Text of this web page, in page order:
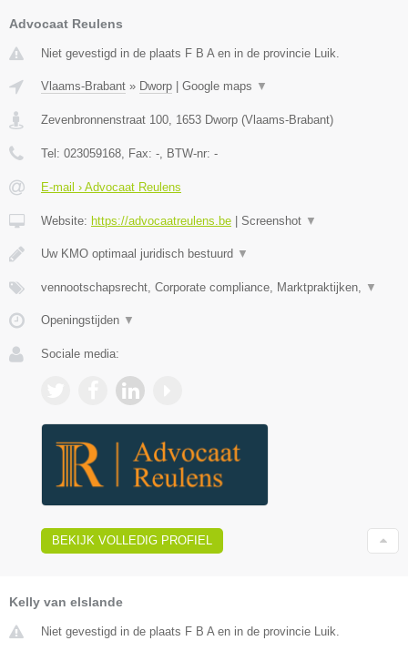
Advocaat Reulens
Niet gevestigd in de plaats F B A en in de provincie Luik.
Vlaams-Brabant » Dworp Google maps ▼
Zevenbronnenstraat 100 1653 Dworp (Vlaams-Brabant)
Tel: 023059168 , Fax: - , BTW-nr: -
E-mail › Advocaat Reulens
Website: https://advocaatreulens.be Screenshot ▼
Uw KMO optimaal juridisch bestuurd ▼
vennootschapsrecht, Corporate compliance, Marktpraktijken, ▼
Openingstijden ▼
Sociale media:
BEKIJK VOLLEDIG PROFIEL
Kelly van elslande
Niet gevestigd in de plaats F B A en in de provincie Luik.